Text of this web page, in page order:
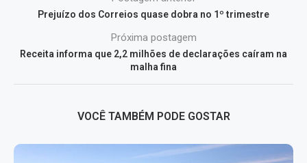
Prejuízo dos Correios quase dobra no 1º trimestre
Próxima postagem
Receita informa que 2,2 milhões de declarações caíram na
malha fina
VOCÊ TAMBÉM PODE GOSTAR